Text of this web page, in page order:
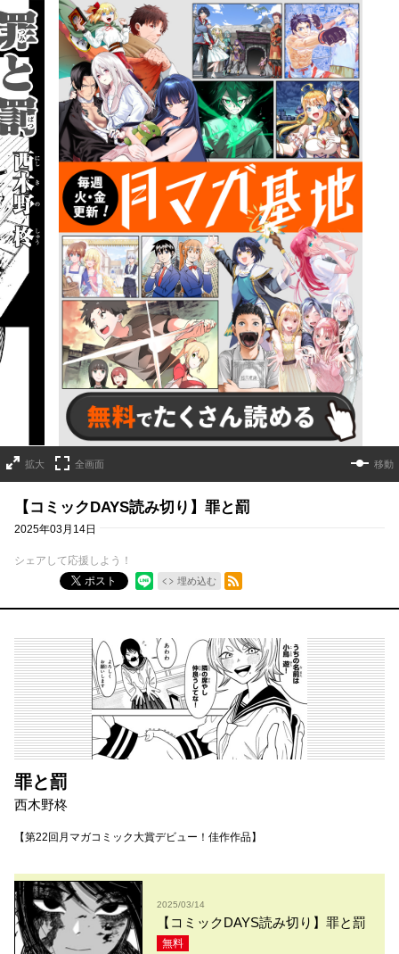
拡大 全画面 移動
【コミックDAYS読み切り】罪と罰
2025年03月14日
シェアして応援しよう！
ポスト
埋め込む
RSSフィード
罪と罰
西木野柊
【第22回月マガコミック大賞デビュー！佳作作品】
2025/03/14
【コミックDAYS読み切り】罪と罰
無料